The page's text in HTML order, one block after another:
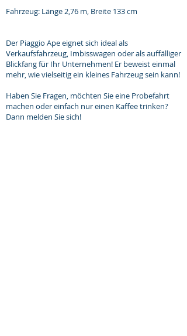
Fahrzeug: Länge 2,76 m, Breite 133 cm
Der Piaggio Ape eignet sich ideal als
Verkaufsfahrzeug, Imbisswagen oder als auffälliger
Blickfang für Ihr Unternehmen! Er beweist einmal
mehr, wie vielseitig ein kleines Fahrzeug sein kann!
Haben Sie Fragen, möchten Sie eine Probefahrt
machen oder einfach nur einen Kaffee trinken?
Dann melden Sie sich!